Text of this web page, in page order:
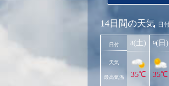
14日間の天気 日
日付
天気
最高気温
8(土)
35℃
9(日)
35℃